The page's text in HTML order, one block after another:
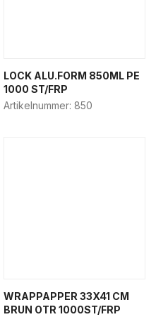
LOCK ALU.FORM 850ML PE
1000 ST/FRP
Artikelnummer: 850
WRAPPAPPER 33X41 CM
BRUN OTR 1000ST/FRP